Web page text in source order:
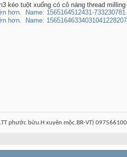
kéo tuột xuống có cô nàng thread
phước bửu.H xuyên mộc.BR-VT)